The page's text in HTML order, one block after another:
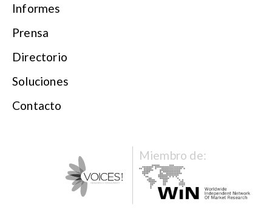
Informes
Prensa
Directorio
Soluciones
Contacto
Miembro de: